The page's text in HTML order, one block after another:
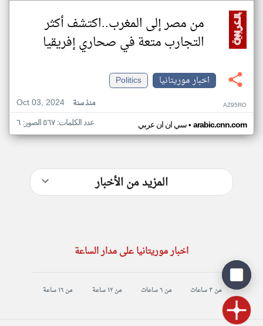
من مصر إلى المغرب..اكتشف أكثر
التجارب متعة في صحاري إفريقيا
اخبار موريتانيا
Politics
Oct 03, 2024
منذ سنة AZ95RO
سي ان ان عربي• arabic.cnn.com عدد الكلمات: ٥٦٧ الصور: ٦
المزيد من الأخبار
اخبار موريتانيا على مدار الساعة
من ٣ ساعات من ٦ ساعات من ١٢ ساعة من ١٦ ساعة